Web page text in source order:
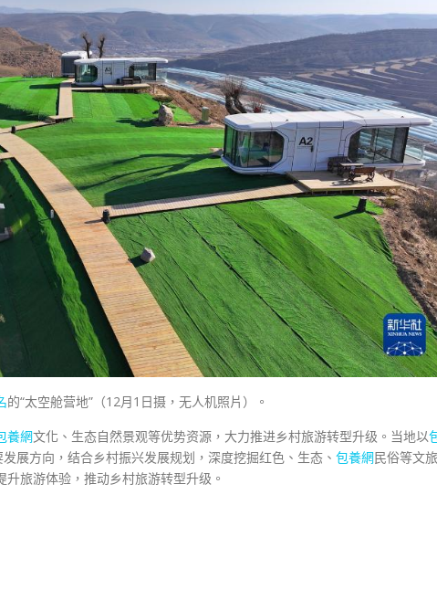
的“太空舱营地”（12月1日摄，无人机照片）。
養網文化、生态自然景观等优势资源，大力推进乡村旅游转型升级。当地以
展方向，结合乡村振兴发展规划，深度挖掘红色、生态、 包養網民俗等文旅
旅游体验，推动乡村旅游转型升级。